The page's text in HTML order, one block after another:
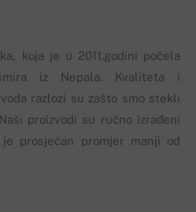
koja je u 2011.godini počela
iz Nepala. Kvaliteta i
razlozi su zašto smo stekli
proizvodi su ručno izrađeni
prosječan promjer manji od